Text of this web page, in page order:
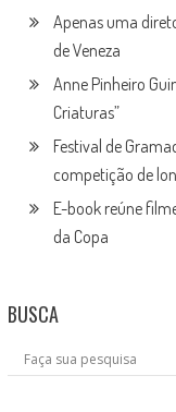
Apenas uma
de Veneza
Anne Pinheiro
Criaturas”
Festival de
competição de
E-book reúne
da Copa
BUSCA